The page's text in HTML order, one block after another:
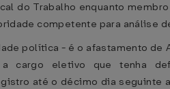
do Trabalho enquanto
competente para análise
política - é o afastamento de
a cargo eletivo que tenha
até o décimo dia seguinte